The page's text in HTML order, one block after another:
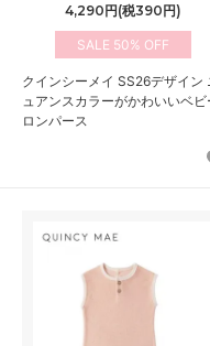
4,290円(税390円)
50%
クインシーメイ SS26デザイン
ュアンスカラーがかわいいベビ
ロンパース